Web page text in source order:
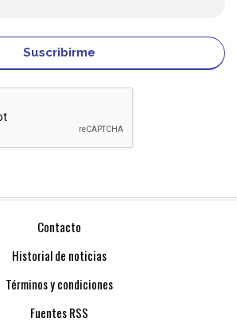
Suscribirme
Contacto
Historial de noticias
Términos y condiciones
Fuentes RSS